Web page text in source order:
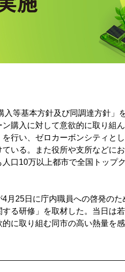
入等基本方針及び同調達方針」
購入に対して意欲的に取り組
を行い、ゼロカーボンシティと
いる。また役所や支所などに
口10万以上都市で全国トップ
月25日に庁内職員への啓発の
る研修」を取材した。当日は
に取り組む同市の高い熱量を